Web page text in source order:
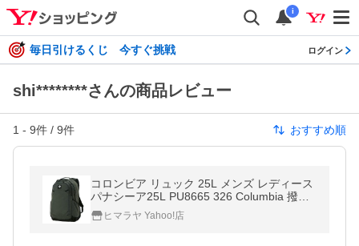
i
毎日引けるくじ 今すぐ挑戦 ログイン
shi********さんの商品レビュー
1 - 9件 / 9件 おすすめ順
コロンビア リュック 25L メンズ レディース
パナシーア25L PU8665 326 Columbia 撥水
汚れにくい 通学 通勤 旅行
ヒマラヤ Yahoo!店